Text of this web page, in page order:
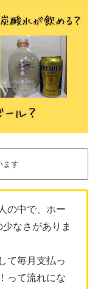
ます
の中で、ホー
なさがありま
て毎月支払っ
って流れにな